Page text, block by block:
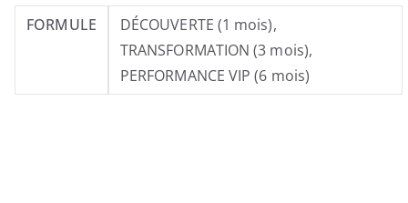
FORMULE
DÉCOUVERTE (1 mois),
TRANSFORMATION (3 mois),
PERFORMANCE VIP (6 mois)